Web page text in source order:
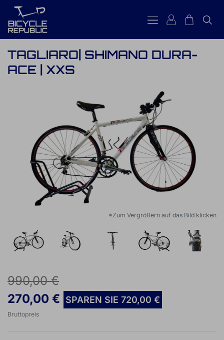
TAGLIARO| SHIMANO DURA-
ACE | XXS
*Zum Vergrößern auf das Bild klicken
990,00 €
270,00 €
SPAREN SIE 720,00 €
Bruttopreis